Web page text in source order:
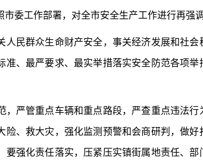
委工作部署，对全市安全生产工作进行再强
群众生命财产安全，事关经济发展和社会
准、最严要求、最实举措落实安全防范各项
，严管重点车辆和重点路段，严查重点违法
险、救大灾，强化监测预警和会商研判，做
要强化责任落实，压紧压实镇街属地责任、